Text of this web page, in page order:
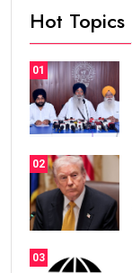
Hot Topics
01
02
03